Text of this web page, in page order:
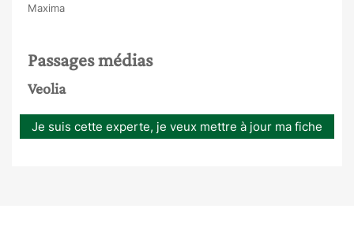
Maxima
Passages médias
Veolia
Je suis cette experte, je veux mettre à jour ma fiche